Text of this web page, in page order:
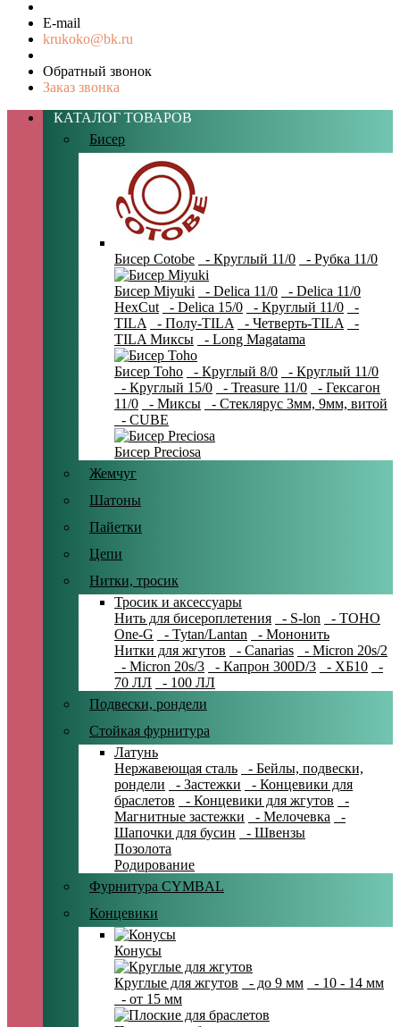
E-mail
krukoko@bk.ru
Обратный звонок
Заказ звонка
КАТАЛОГ ТОВАРОВ
Бисер
Бисер Cotobe - Круглый 11/0 - Рубка 11/0
Бисер Miyuki - Delica 11/0
- Delica 11/0
HexCut
- Delica 15/0 - Круглый 11/0
-
TILA
- Полу-TILA - Четверть-TILA
-
TILA Миксы
- Long Magatama
Бисер Toho - Круглый 8/0
- Круглый 11/0
- Круглый 15/0
- Treasure 11/0
- Гексагон
11/0
- Миксы
- Стеклярус 3мм, 9мм, витой
- CUBE
Бисер Preciosa
Жемчуг
Шатоны
Пайетки
Цепи
Нитки, тросик
Тросик и аксессуары
Нить для бисероплетения
- S-lon
- TOHO
One-G
- Tytan/Lantan
- Мононить
Нитки для жгутов
- Canarias
- Micron 20s/2
- Micron 20s/3
- Капрон 300D/3 - ХБ10
-
70 ЛЛ
- 100 ЛЛ
Подвески, рондели
Стойкая фурнитура
Латунь
Нержавеющая сталь
- Бейлы, подвески,
рондели
- Застежки
- Концевики для
браслетов
- Концевики для жгутов
-
Магнитные застежки
- Мелочевка
-
Шапочки для бусин
- Швензы
Позолота
Родирование
Фурнитура CYMBAL
Концевики
Конусы
Круглые для жгутов - до 9 мм
- 10 - 14 мм
- от 15 мм